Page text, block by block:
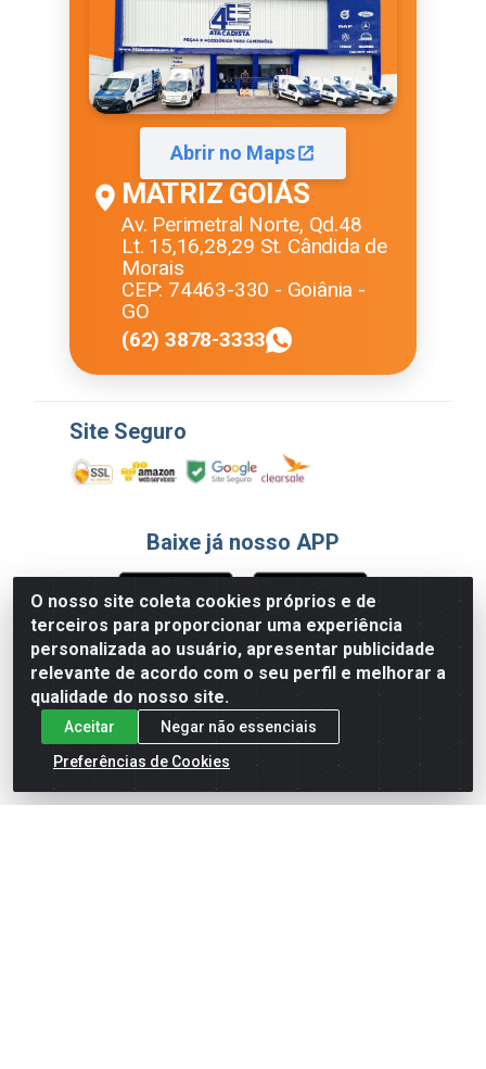
O nosso site coleta cookies próprios e de
terceiros para proporcionar uma experiência
personalizada ao usuário, apresentar publicidade
relevante de acordo com o seu perfil e melhorar a
qualidade do nosso site.
Aceitar
Negar não essenciais
Preferências de Cookies
Abrir no Maps
MATRIZ GOIÁS
Av. Perimetral Norte, Qd.48
Lt. 15,16,28,29 St. Cândida de
Morais
CEP: 74463-330 - Goiânia -
GO
(62) 3878-3333
Site Seguro
Baixe já nosso APP
Formas de Pagamento